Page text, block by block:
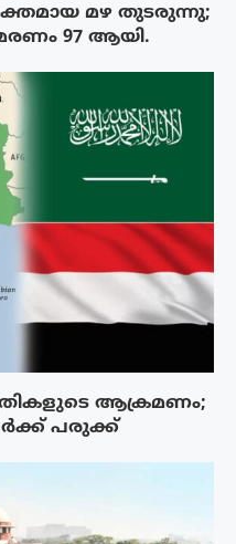
മഴ തുടരുന്നു;
97 ആയി.
ആക്രമണം;
പരുക്ക്